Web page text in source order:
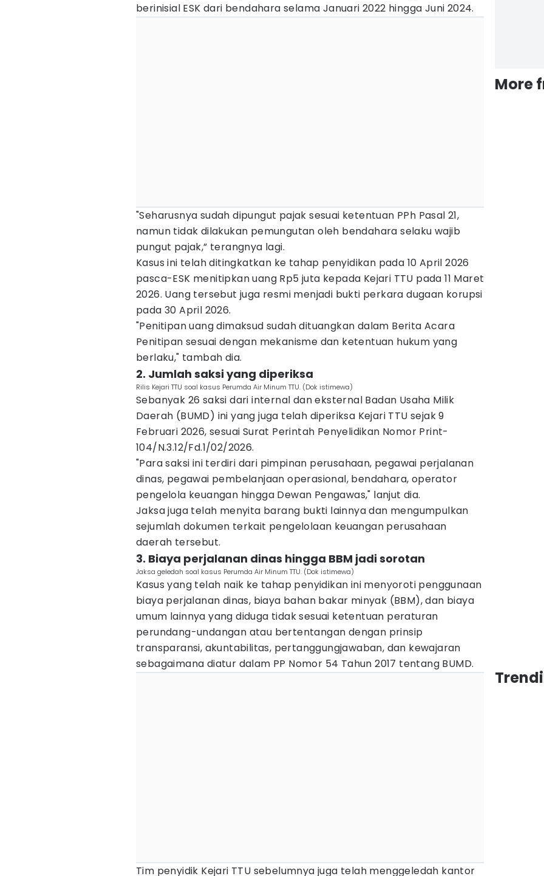
berinisial ESK dari bendahara selama Januari 2022 hingga Juni 2024.
"Seharusnya sudah dipungut pajak sesuai ketentuan PPh Pasal 21,
namun tidak dilakukan pemungutan oleh bendahara selaku wajib
pungut pajak,” terangnya lagi.
Kasus ini telah ditingkatkan ke tahap penyidikan pada 10 April 2026
pasca-ESK menitipkan uang Rp5 juta kepada Kejari TTU pada 11 Maret
2026. Uang tersebut juga resmi menjadi bukti perkara dugaan korupsi
pada 30 April 2026.
"Penitipan uang dimaksud sudah dituangkan dalam Berita Acara
Penitipan sesuai dengan mekanisme dan ketentuan hukum yang
berlaku," tambah dia.
2. Jumlah saksi yang diperiksa
Rilis Kejari TTU soal kasus Perumda Air Minum TTU. (Dok istimewa)
Sebanyak 26 saksi dari internal dan eksternal Badan Usaha Milik
Daerah (BUMD) ini yang juga telah diperiksa Kejari TTU sejak 9
Februari 2026, sesuai Surat Perintah Penyelidikan Nomor Print-
104/N.3.12/Fd.1/02/2026.
"Para saksi ini terdiri dari pimpinan perusahaan, pegawai perjalanan
dinas, pegawai pembelanjaan operasional, bendahara, operator
pengelola keuangan hingga Dewan Pengawas," lanjut dia.
Jaksa juga telah menyita barang bukti lainnya dan mengumpulkan
sejumlah dokumen terkait pengelolaan keuangan perusahaan
daerah tersebut.
3. Biaya perjalanan dinas hingga BBM jadi sorotan
Jaksa geledah soal kasus Perumda Air Minum TTU. (Dok istimewa)
Kasus yang telah naik ke tahap penyidikan ini menyoroti penggunaan
biaya perjalanan dinas, biaya bahan bakar minyak (BBM), dan biaya
umum lainnya yang diduga tidak sesuai ketentuan peraturan
perundang-undangan atau bertentangan dengan prinsip
transparansi, akuntabilitas, pertanggungjawaban, dan kewajaran
sebagaimana diatur dalam PP Nomor 54 Tahun 2017 tentang BUMD.
Tim penyidik Kejari TTU sebelumnya juga telah menggeledah kantor
More